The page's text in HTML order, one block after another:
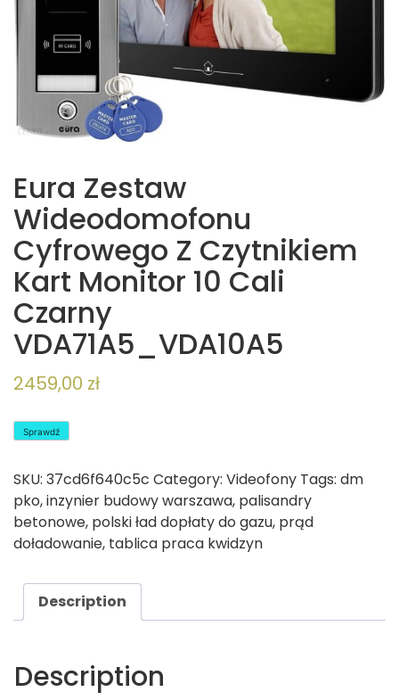
Eura Zestaw
Wideodomofonu
Cyfrowego Z Czytnikiem
Kart Monitor 10 Cali
Czarny
VDA71A5_VDA10A5
2459,00 zł
Sprawdź
SKU: 37cd6f640c5c Category: Videofony Tags: dm
pko,inzynier budowy warszawa, palisandry
betonowe, polski ład dopłaty do gazu, prąd
doładowanie, tablica praca kwidzyn
Description
Description